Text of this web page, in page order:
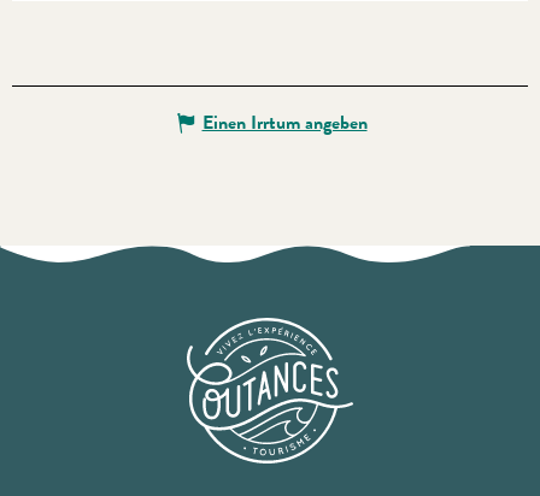
Einen Irrtum angeben